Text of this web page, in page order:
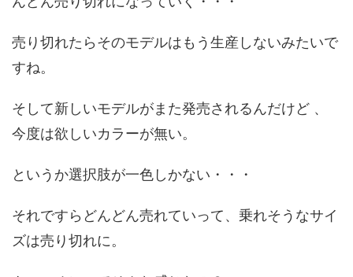
売り切れたらそのモデルはもう生産しないみたいで
すね。
そして新しいモデルがまた発売されるんだけど 、
今度は欲しいカラーが無い。
というか選択肢が一色しかない・・・
それですらどんどん売れていって、乗れそうなサイ
ズは売り切れに。